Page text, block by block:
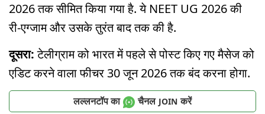
2026 तक सीमित किया गया है. ये NEET UG 2026 की
री-एग्जाम और उसके तुरंत बाद तक की है.
दूसरा:टेलीग्राम को भारत में पहले से पोस्ट किए गए मैसेज को
एडिट करने वाला फीचर 30 जून 2026 तक बंद करना होगा.
लल्लनटॉप का चैनल JOIN करें